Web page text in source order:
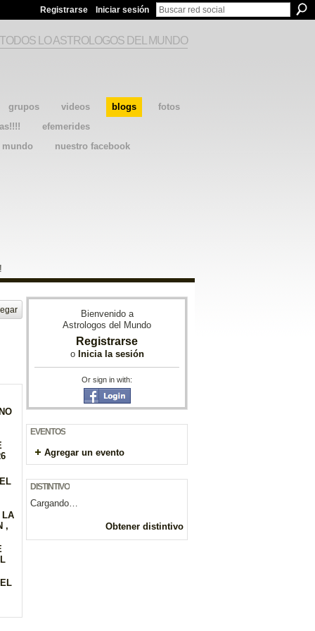
Registrarse Iniciar sesión
grupos videos blogs
fotos
efemerides
mundo
nuestro facebook
LO ASTROLOGOS DEL MUNDO
LA
,
Bienvenido a
Astrologos del Mundo
Registrarse
o Inicia la sesión
Or sign in with:
EVENTOS
Agregar un evento
DISTINTIVO
Cargando…
Obtener distintivo